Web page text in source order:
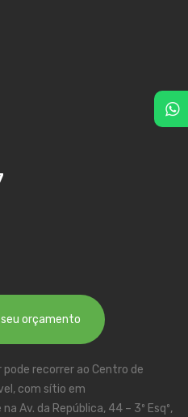
seu orçamento
recorrer ao Centro de
com sítio em
Av. da República, 44 – 3º Esqº,